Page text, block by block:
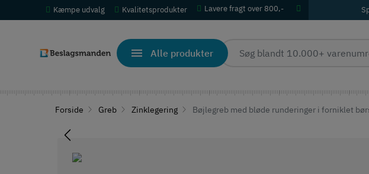
Kæmpe udvalg Kvalitetsprodukter Lavere fragt over 800,-
Alle produkter
Forside Greb Zinklegering Bøjlegreb med bløde runderinger i forniklet